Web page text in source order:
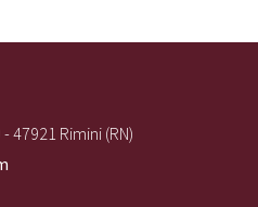
47921 Rimini (RN)